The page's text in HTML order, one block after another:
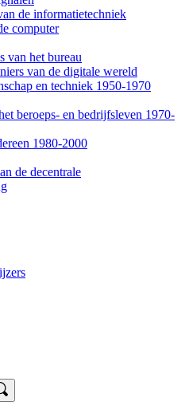
de informatietechniek
computer
van het bureau
van de digitale wereld
en techniek 1950-1970
beroeps- en bedrijfsleven 1970-
1980-2000
de decentrale